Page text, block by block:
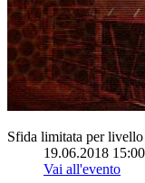
Sfida limitata per
19.06.2018
Vai all'evento